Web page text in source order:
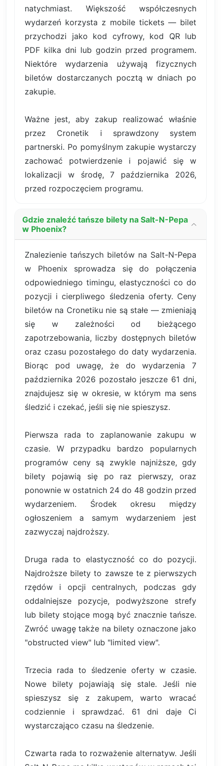
natychmiast. Większość współczesnych
wydarzeń korzysta z mobile tickets — bilet
przychodzi jako kod cyfrowy, kod QR lub
PDF kilka dni lub godzin przed programem.
Niektóre wydarzenia używają fizycznych
biletów dostarczanych pocztą w dniach po
zakupie.
Ważne jest, aby zakup realizować właśnie
przez Cronetik i sprawdzony system
partnerski. Po pomyślnym zakupie wystarczy
zachować potwierdzenie i pojawić się w
lokalizacji w środę, 7 października 2026,
przed rozpoczęciem programu.
Gdzie znaleźć tańsze bilety na Salt-N-Pepa
w Phoenix?
Znalezienie tańszych biletów na Salt-N-Pepa
w Phoenix sprowadza się do połączenia
odpowiedniego timingu, elastyczności co do
pozycji i cierpliwego śledzenia oferty. Ceny
biletów na Cronetiku nie są stałe — zmieniają
się w zależności od bieżącego
zapotrzebowania, liczby dostępnych biletów
oraz czasu pozostałego do daty wydarzenia.
Biorąc pod uwagę, że do wydarzenia 7
października 2026 pozostało jeszcze 61 dni,
znajdujesz się w okresie, w którym ma sens
śledzić i czekać, jeśli się nie spieszysz.
Pierwsza rada to zaplanowanie zakupu w
czasie. W przypadku bardzo popularnych
programów ceny są zwykle najniższe, gdy
bilety pojawią się po raz pierwszy, oraz
ponownie w ostatnich 24 do 48 godzin przed
wydarzeniem. Środek okresu między
ogłoszeniem a samym wydarzeniem jest
zazwyczaj najdroższy.
Druga rada to elastyczność co do pozycji.
Najdroższe bilety to zawsze te z pierwszych
rzędów i opcji centralnych, podczas gdy
oddalniejsze pozycje, podwyższone strefy
lub bilety stojące mogą być znacznie tańsze.
Zwróć uwagę także na bilety oznaczone jako
"obstructed view" lub "limited view".
Trzecia rada to śledzenie oferty w czasie.
Nowe bilety pojawiają się stale. Jeśli nie
spieszysz się z zakupem, warto wracać
codziennie i sprawdzać. 61 dni daje Ci
wystarczająco czasu na śledzenie.
Czwarta rada to rozważenie alternatyw. Jeśli